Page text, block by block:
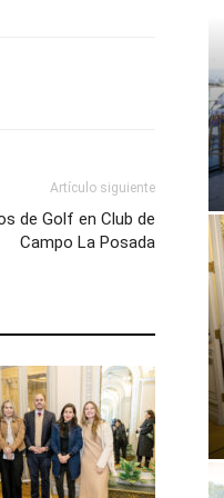
Artículo siguiente
de Golf en Club de
Campo La Posada